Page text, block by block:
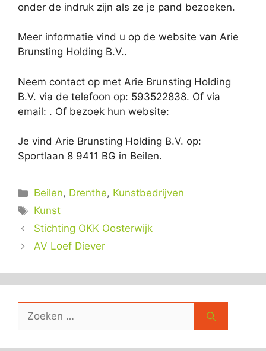
onder de indruk zijn als ze je pand bezoeken.
Meer informatie vind u op de website van Arie
Brunsting Holding B.V..
Neem contact op met Arie Brunsting Holding
B.V. via de telefoon op: 593522838. Of via
email: . Of bezoek hun website:
Je vind Arie Brunsting Holding B.V. op:
Sportlaan 8 9411 BG in Beilen.
Categorieën
Beilen, Drenthe, Kunstbedrijven
Tags
Kunst
Stichting OKK Oosterwijk
AV Loef Diever
Zoek